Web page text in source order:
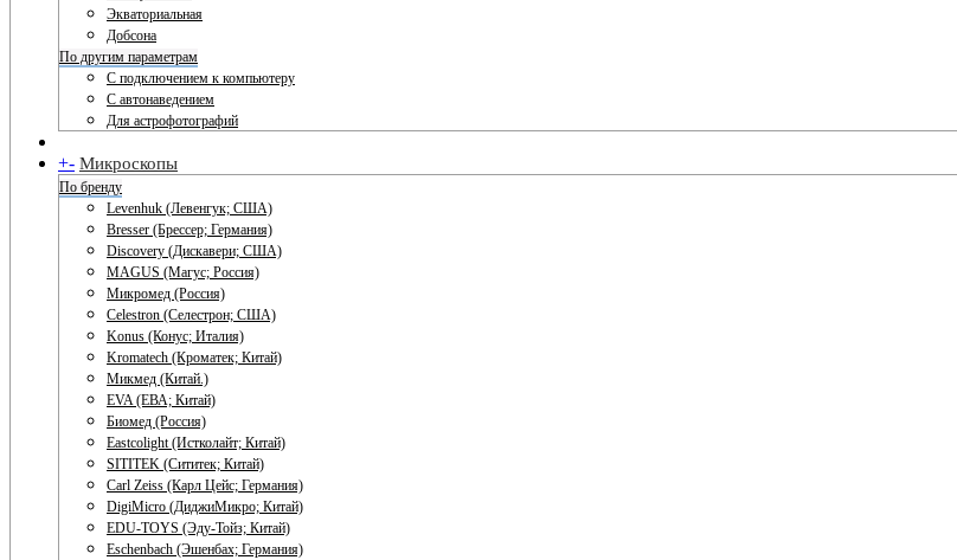
Экваториальная
Добсона
По другим параметрам
С подключением к компьютеру
С автонаведением
Для астрофотографий
+- Микроскопы
По бренду
Levenhuk (Левенгук; США)
Bresser (Брессер; Германия)
Discovery (Дискавери; США)
MAGUS (Магус; Россия)
Микромед (Россия)
Celestron (Селестрон; США)
Konus (Конус; Италия)
Kromatech (Кроматек; Китай)
Микмед (Китай.)
EVA (ЕВА; Китай)
Биомед (Россия)
Eastcolight (Истколайт; Китай)
SITITEK (Сититек; Китай)
Carl Zeiss (Карл Цейс; Германия)
DigiMicro (ДиджиМикро; Китай)
EDU-TOYS (Эду-Тойз; Китай)
Eschenbach (Эшенбах; Германия)